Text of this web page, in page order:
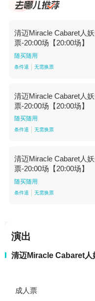
清迈Miracle Cabaret人
票-20:00场【20:00场】
随买随用
条件退 无需换票
清迈Miracle Cabaret人
票-20:00场【20:00场】
随买随用
条件退 无需换票
清迈Miracle Cabaret人
票-20:00场【20:00场】
随买随用
条件退 无需换票
演出
清迈Miracle Cabaret人
成人票